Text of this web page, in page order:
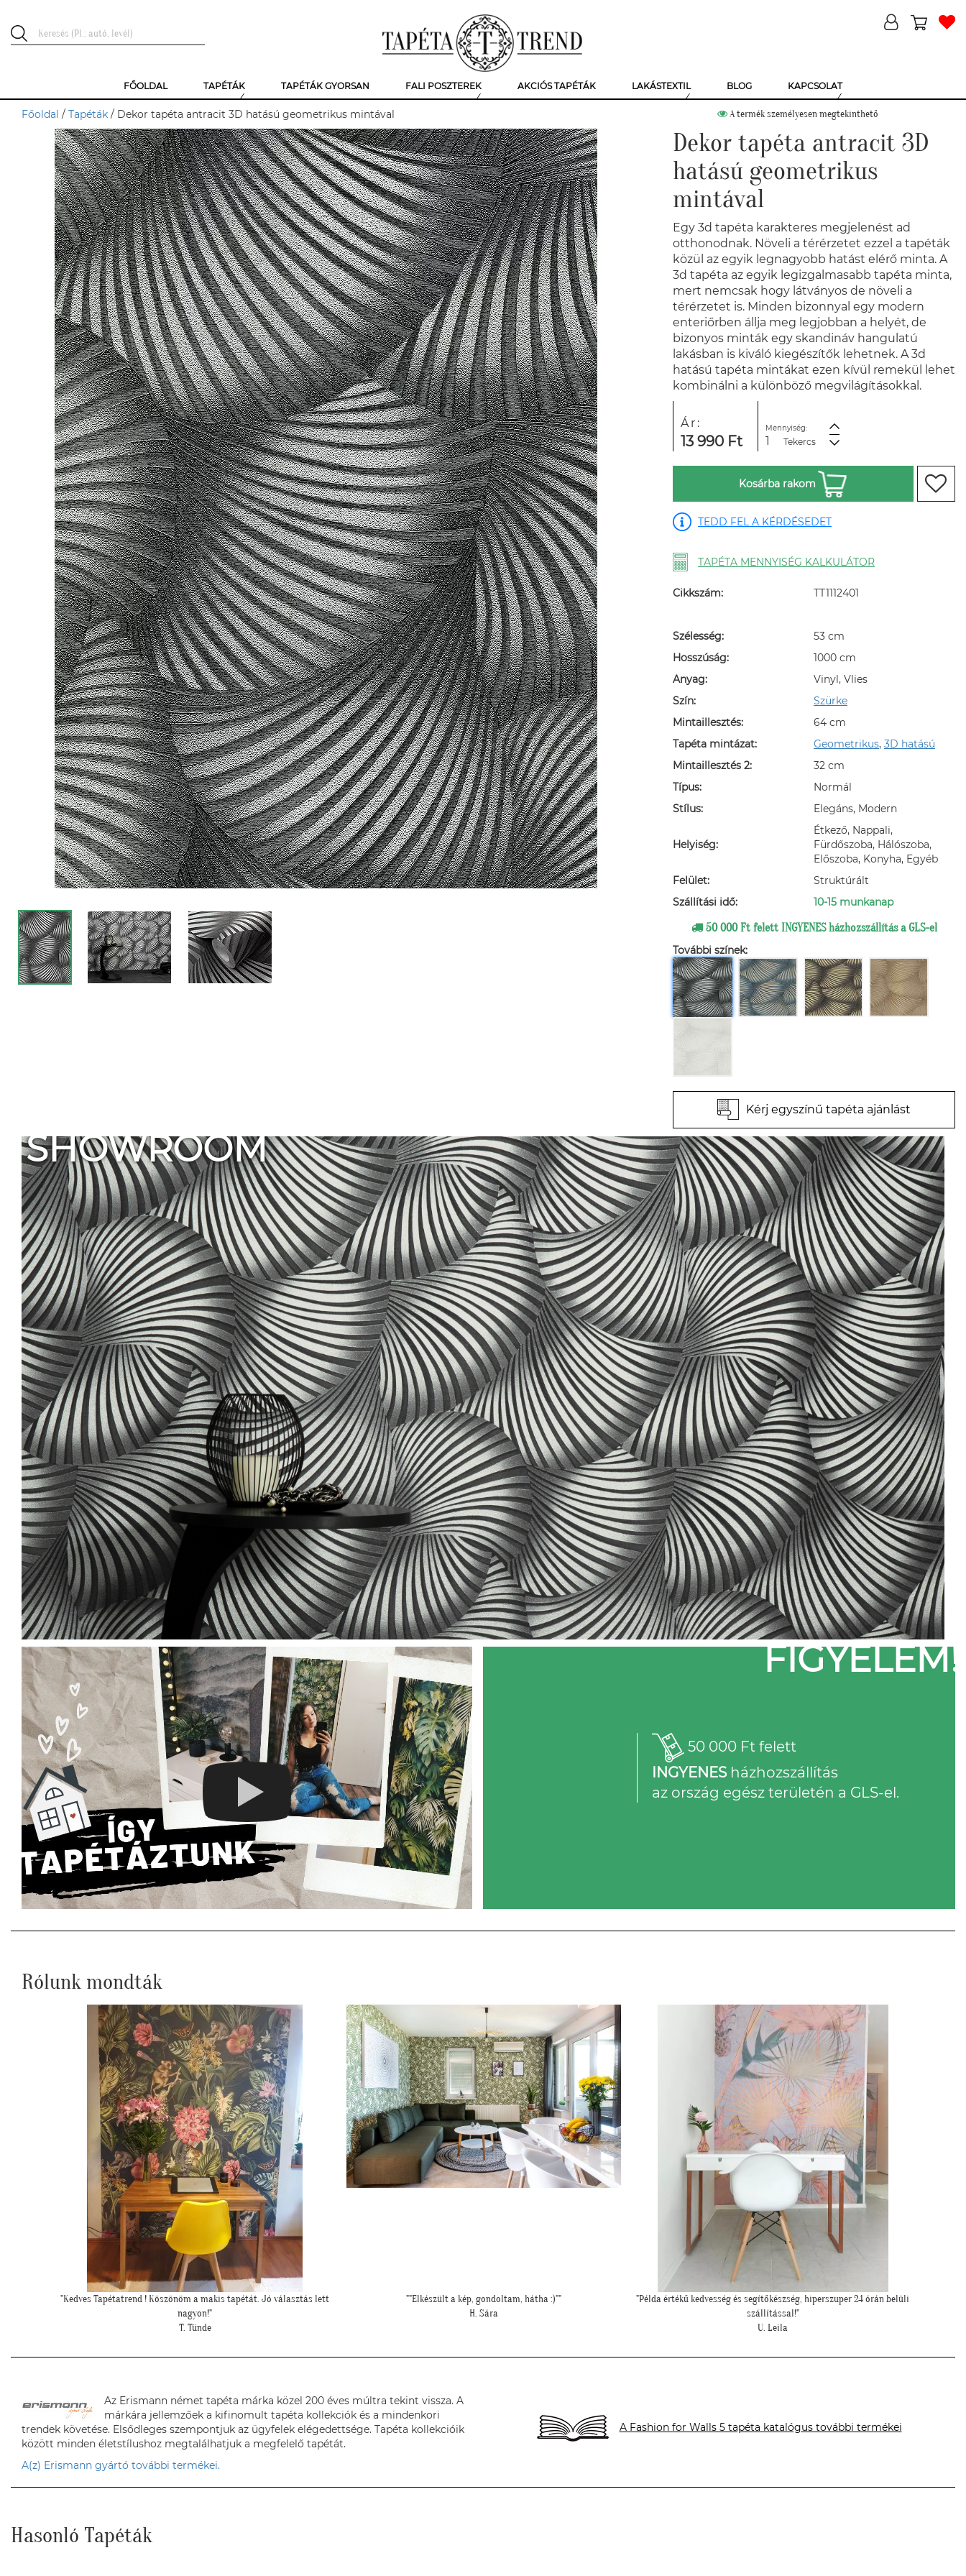
FŐOLDAL TAPÉTÁK TAPÉTÁK GYORSAN FALI POSZTEREK AKCIÓS TAPÉTÁK LAKÁSTEXTIL BLOG KAPCSOLAT
Főoldal / Tapéták / Dekor tapéta antracit 3D hatású geometrikus mintával A termék személyesen megtekinthető
Dekor tapéta antracit 3D
hatású geometrikus
mintával
Egy 3d tapéta karakteres megjelenést ad
otthonodnak. Növeli a térérzetet ezzel a tapéták
közül az egyik legnagyobb hatást elérő minta. A
3d tapéta az egyik legizgalmasabb tapéta minta,
mert nemcsak hogy látványos de növeli a
térérzetet is. Minden bizonnyal egy modern
enteriőrben állja meg legjobban a helyét, de
bizonyos minták egy skandináv hangulatú
lakásban is kiváló kiegészítők lehetnek. A 3d
hatású tapéta mintákat ezen kívül remekül lehet
kombinálni a különböző megvilágításokkal.
Ár:
13 990 Ft
Mennyiség:
Tekercs
Kosárba rakom
TEDD FEL A KÉRDÉSEDET
TAPÉTA MENNYISÉG KALKULÁTOR
Cikkszám: TT1112401
Szélesség:
53 cm
Hosszúság:
1000 cm
Anyag:
Vinyl, Vlies
Szín:
Szürke
Mintaillesztés:
64 cm
Tapéta mintázat:
Geometrikus, 3D hatású
Mintaillesztés 2:
32 cm
Típus:
Normál
Stílus:
Elegáns, Modern
Helyiség:
Étkező, Nappali,
Fürdőszoba, Hálószoba,
Előszoba, Konyha, Egyéb
Felület:
Struktúrált
Szállítási idő:
10-15 munkanap
50 000 Ft felett INGYENES házhozszállítás a GLS-el
További színek:
Kérj egyszínű tapéta ajánlást
SHOWROOM
FIGYELEM!
50 000 Ft felett
INGYENESházhozszállítás
az ország egész területén a GLS-el.
Rólunk mondták
""Elkészült a kép, gondoltam, hátha :)""
H. Sára
"Példa értékű kedvesség és segítőkészség, hiperszuper 24 órán belüli
szállítással!"
"Meseszép lett a tapéta! Köszönöm a sok segítséget"
T. Mariann
Az Erismann német tapéta márka közel 200 éves múltra tekint vissza. A
márkára jellemzőek a kifinomult tapéta kollekciók és a mindenkori
trendek követése. Elsődleges szempontjuk az ügyfelek elégedettsége. Tapéta kollekcióik
között minden életstílushoz megtalálhatjuk a megfelelő tapétát.
A(z) Erismann gyártó további termékei.
A Fashion for Walls 5 tapéta katalógus további termékei
Hasonló Tapéták